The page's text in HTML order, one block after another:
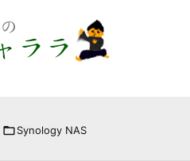
Synology NAS